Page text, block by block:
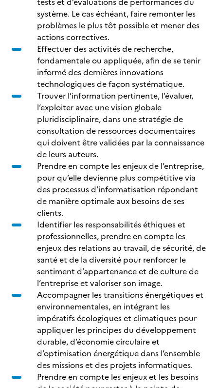
système. Le cas échéant, faire remonter les
problèmes le plus tôt possible et mener des
actions correctives.
Effectuer des activités de recherche,
fondamentale ou appliquée, afin de se tenir
informé des dernières innovations
technologiques de façon systématique.
Trouver l’information pertinente, l’évaluer,
l’exploiter avec une vision globale
pluridisciplinaire, dans une stratégie de
consultation de ressources documentaires
qui doivent être validées par la connaissance
de leurs auteurs.
Prendre en compte les enjeux de l’entreprise,
pour qu’elle devienne plus compétitive via
des processus d’informatisation répondant
de manière optimale aux besoins de ses
clients.
Identifier les responsabilités éthiques et
professionnelles, prendre en compte les
enjeux des relations au travail, de sécurité, de
santé et de la diversité pour renforcer le
sentiment d’appartenance et de culture de
l’entreprise et valoriser son image.
Accompagner les transitions énergétiques et
environnementales, en intégrant les
impératifs écologiques et climatiques pour
appliquer les principes du développement
durable, d’économie circulaire et
d’optimisation énergétique dans l’ensemble
des missions et des projets informatiques.
Prendre en compte les enjeux et les besoins